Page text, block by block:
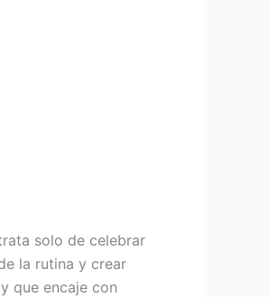
solo de celebrar
la rutina y crear
que encaje con